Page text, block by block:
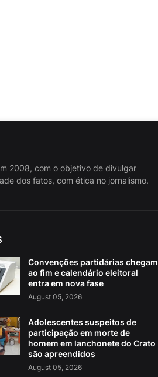
2008, com o objetivo de divulgar
dos fatos, com ética no jornalismo.
Convenções partidárias chegam
ao fim e calendário eleitoral
entra em nova fase
August 05, 2026
Adolescentes suspeitos de
participação em morte de
homem em lanchonete do Crato
são apreendidos
August 05, 2026